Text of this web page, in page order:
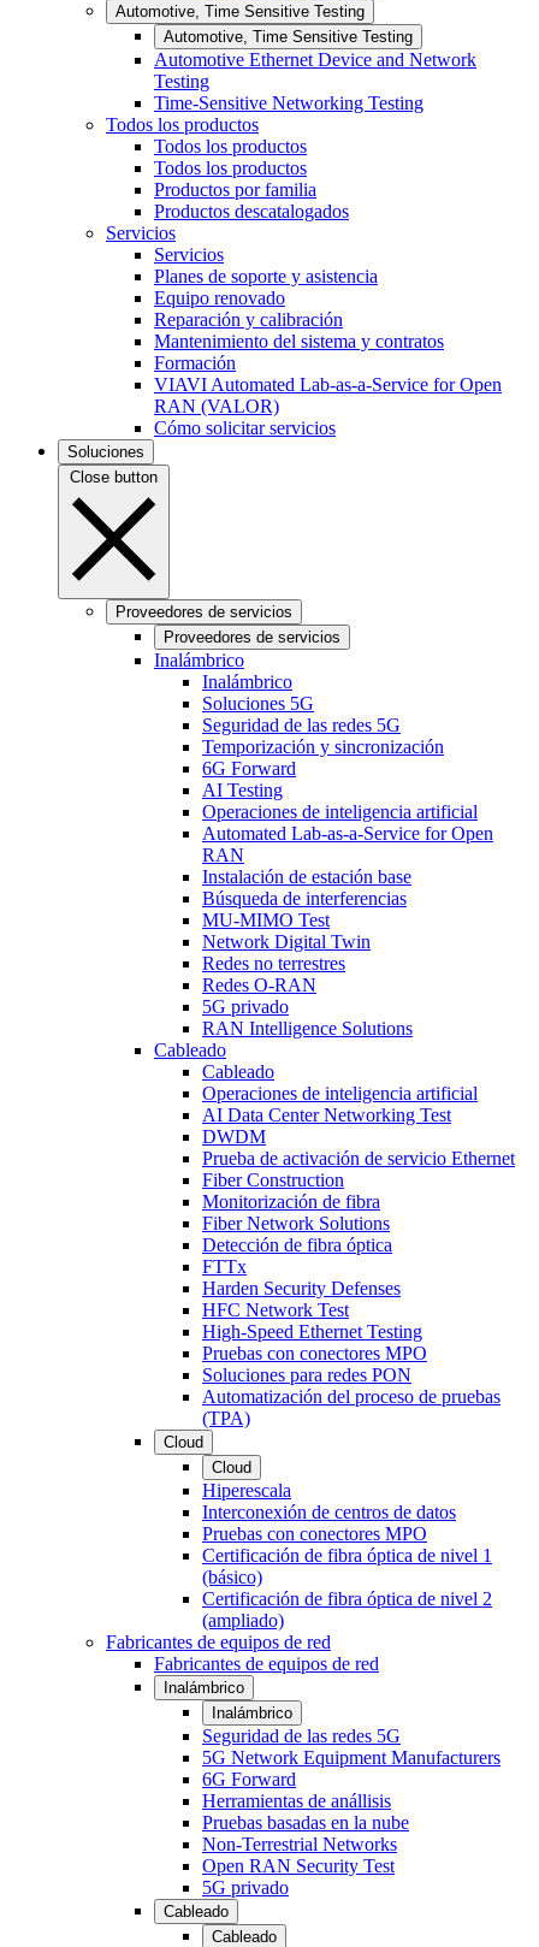
Automotive, Time Sensitive Testing
Automotive, Time Sensitive Testing
Automotive Ethernet Device and Network
Testing
Time-Sensitive Networking Testing
Todos los productos
Todos los productos
Todos los productos
Productos por familia
Productos descatalogados
Servicios
Servicios
Planes de soporte y asistencia
Equipo renovado
Reparación y calibración
Mantenimiento del sistema y contratos
Formación
VIAVI Automated Lab-as-a-Service for Open
RAN (VALOR)
Cómo solicitar servicios
Soluciones
Close button
Proveedores de servicios
Proveedores de servicios
Inalámbrico
Inalámbrico
Soluciones 5G
Seguridad de las redes 5G
Temporización y sincronización
6G Forward
AI Testing
Operaciones de inteligencia artificial
Automated Lab-as-a-Service for Open
RAN
Instalación de estación base
Búsqueda de interferencias
MU-MIMO Test
Network Digital Twin
Redes no terrestres
Redes O-RAN
5G privado
RAN Intelligence Solutions
Cableado
Cableado
Operaciones de inteligencia artificial
AI Data Center Networking Test
DWDM
Prueba de activación de servicio Ethernet
Fiber Construction
Monitorización de fibra
Fiber Network Solutions
Detección de fibra óptica
FTTx
Harden Security Defenses
HFC Network Test
High-Speed Ethernet Testing
Pruebas con conectores MPO
Soluciones para redes PON
Automatización del proceso de pruebas
(TPA)
Cloud
Cloud
Hiperescala
Interconexión de centros de datos
Pruebas con conectores MPO
Certificación de fibra óptica de nivel 1
(básico)
Certificación de fibra óptica de nivel 2
(ampliado)
Fabricantes de equipos de red
Fabricantes de equipos de red
Inalámbrico
Inalámbrico
Seguridad de las redes 5G
5G Network Equipment Manufacturers
6G Forward
Herramientas de anállisis
Pruebas basadas en la nube
Non-Terrestrial Networks
Open RAN Security Test
5G privado
Cableado
Cableado